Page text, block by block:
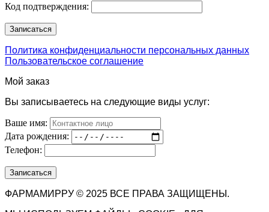
Код подтверждения:
Политика конфиденциальности персональных данных
Пользовательское соглашение
Мой заказ
Вы записываетесь на следующие виды услуг:
Ваше имя:
Дата рождения:
Телефон:
ФАРМАМИРРУ © 2025 ВСЕ ПРАВА ЗАЩИЩЕНЫ.